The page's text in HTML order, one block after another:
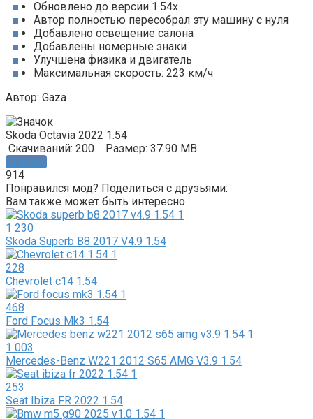
Обновлено до версии 1.54x
Автор полностью пересобрал эту машину с нуля
Добавлено освещение салона
Добавлены номерные знаки
Улучшена физика и двигатель
Максимальная скорость: 223 км/ч
Автор: Gaza
Skoda Octavia 2022 1.54
Скачиваний: 200
Размер: 37.90 MB
Скачать
914
Понравился мод? Поделиться с друзьями:
Вам также может быть интересно
1 230
Skoda Superb B8 2017 V4.9 1.54
228
Chevrolet c14 1.54
468
Ford Focus Mk3 1.54
1 003
Mercedes-Benz W221 2012 S65 AMG V3.9 1.54
253
Seat Ibiza FR 2022 1.54